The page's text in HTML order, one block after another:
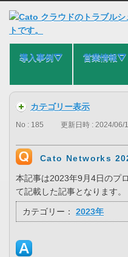
導入事例⛛ 営業情報⛛
カテゴリー表示
No : 185 更新日時 : 2024/06/
Cato Networks
本記事は2023年9月4日のプ
て記載した記事となります。
カテゴリー： 2023年